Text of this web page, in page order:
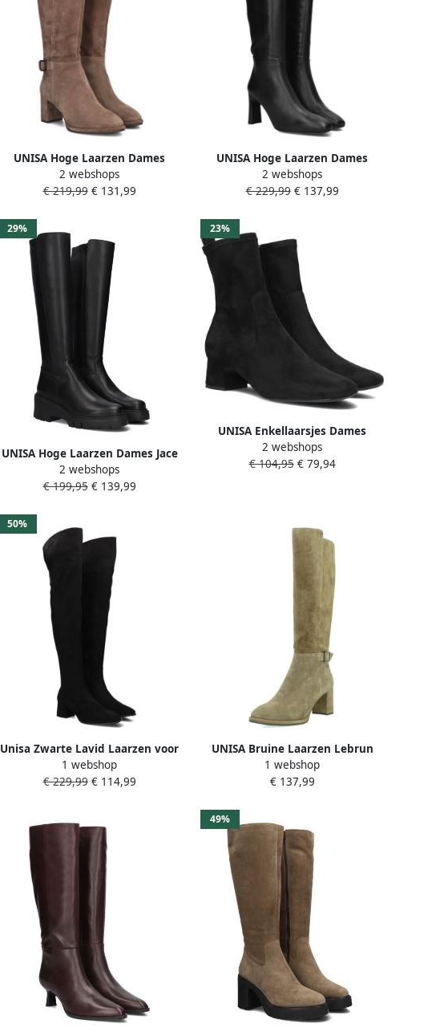
UNISA Hoge Laarzen Dames
Lebrun Maat: 38 Materiaal:
Suède Kleur: Taupe
2 webshops
€ 219,99€ 131,99
UNISA Hoge Laarzen Dames
Wolcot Maat: 40 Materiaal: Leer
Kleur: Zwart
2 webshops
€ 229,99€ 137,99
29%
UNISA Hoge Laarzen Dames Jace
Maat: 39 Materiaal: Leer Kleur:
Zwart
2 webshops
€ 199,95€ 139,99
23%
UNISA Enkellaarsjes Dames
Lemico Maat: 37 Materiaal:
Suèdelook Kleur: Zwart
2 webshops
€ 104,95€ 79,94
50%
Unisa Zwarte Lavid Laarzen voor
Stijlvolle Seizoenen
1 webshop
€ 229,99€ 114,99
UNISA Bruine Laarzen Lebrun
1 webshop
€ 137,99
49%